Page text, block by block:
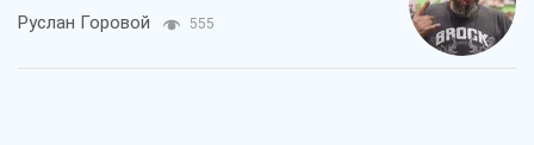
Руслан Горовой 555